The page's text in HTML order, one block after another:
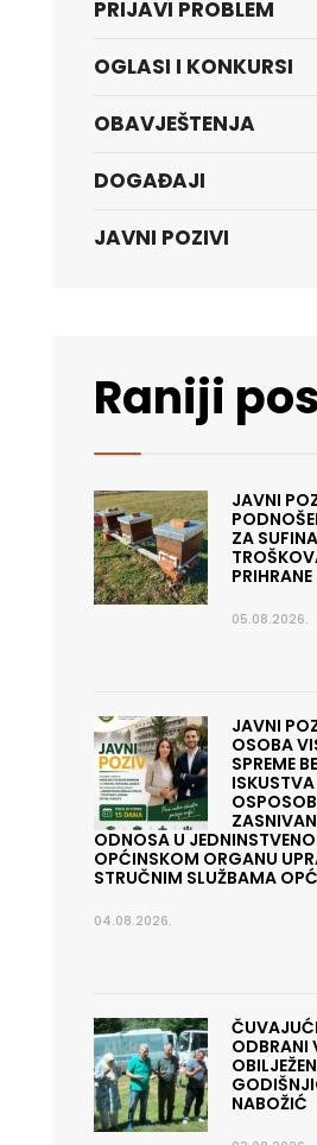
PRIJAVI PROBLEM
OGLASI I KONKURSI
OBAVJEŠTENJA
DOGAĐAJI
JAVNI POZIVI
Raniji
JAVNI
ZA
05.08.2026.
JAVNI
OSOBA
SPREME
ODNOSA U
OPĆINSKOM ORGANU
STRUČNIM SLUŽBAMA
04.08.2026.
ODBRANI
NABOŽIĆ